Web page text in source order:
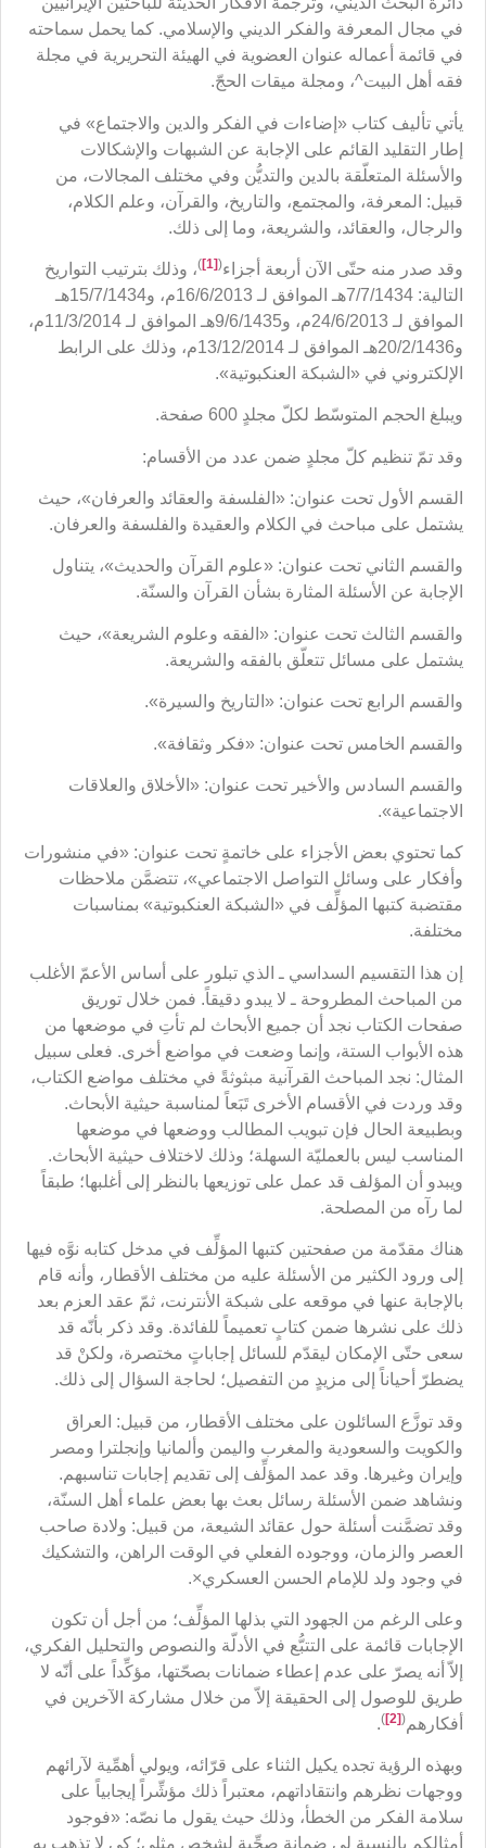
في مجال المعرفة والفكر الديني والإسلامي. كما يحمل سماحته
في قائمة أعماله عنوان العضوية في الهيئة التحريرية في مجلة
فقه أهل البيت^، ومجلة ميقات الحجّ.
يأتي تأليف كتاب «إضاءات في الفكر والدين والاجتماع» في
إطار التقليد القائم على الإجابة عن الشبهات والإشكالات
والأسئلة المتعلّقة بالدين والتديُّن وفي مختلف المجالات، من
قبيل: المعرفة، والمجتمع، والتاريخ، والقرآن، وعلم الكلام،
والرجال، والعقائد، والشريعة، وما إلى ذلك.
وقد صدر منه حتّى الآن أربعة أجزاء(
[1]
)، وذلك بترتيب التواريخ
التالية: 7/7/1434هـ الموافق لـ 16/6/2013م، و15/7/1434هـ
الموافق لـ 24/6/2013م، و9/6/1435هـ الموافق لـ 11/3/2014م،
و20/2/1436هـ الموافق لـ 13/12/2014م، وذلك على الرابط
الإلكتروني في «الشبكة العنكبوتية».
ويبلغ الحجم المتوسّط لكلّ مجلدٍ 600 صفحة.
وقد تمّ تنظيم كلّ مجلدٍ ضمن عدد من الأقسام:
القسم الأول تحت عنوان: «الفلسفة والعقائد والعرفان»، حيث
يشتمل على مباحث في الكلام والعقيدة والفلسفة والعرفان.
والقسم الثاني تحت عنوان: «علوم القرآن والحديث»، يتناول
الإجابة عن الأسئلة المثارة بشأن القرآن والسنّة.
والقسم الثالث تحت عنوان: «الفقه وعلوم الشريعة»، حيث
يشتمل على مسائل تتعلّق بالفقه والشريعة.
والقسم الرابع تحت عنوان: «التاريخ والسيرة».
والقسم الخامس تحت عنوان: «فكر وثقافة».
والقسم السادس والأخير تحت عنوان: «الأخلاق والعلاقات
الاجتماعية».
كما تحتوي بعض الأجزاء على خاتمةٍ تحت عنوان: «في منشورات
وأفكار على وسائل التواصل الاجتماعي»، تتضمَّن ملاحظات
مقتضبة كتبها المؤلِّف في «الشبكة العنكبوتية» بمناسبات
مختلفة.
إن هذا التقسيم السداسي ـ الذي تبلور على أساس الأعمّ الأغلب
من المباحث المطروحة ـ لا يبدو دقيقاً. فمن خلال توريق
صفحات الكتاب نجد أن جميع الأبحاث لم تأتِ في موضعها من
هذه الأبواب الستة، وإنما وضعت في مواضع أخرى. فعلى سبيل
المثال: نجد المباحث القرآنية مبثوثةً في مختلف مواضع الكتاب،
وقد وردت في الأقسام الأخرى تَبَعاً لمناسبة حيثية الأبحاث.
وبطبيعة الحال فإن تبويب المطالب ووضعها في موضعها
المناسب ليس بالعمليّة السهلة؛ وذلك لاختلاف حيثية الأبحاث.
ويبدو أن المؤلف قد عمل على توزيعها بالنظر إلى أغلبها؛ طبقاً
لما رآه من المصلحة.
هناك مقدّمة من صفحتين كتبها المؤلِّف في مدخل كتابه نوَّه فيها
إلى ورود الكثير من الأسئلة عليه من مختلف الأقطار، وأنه قام
بالإجابة عنها في موقعه على شبكة الأنترنت، ثمّ عقد العزم بعد
ذلك على نشرها ضمن كتابٍ تعميماً للفائدة. وقد ذكر بأنّه قد
سعى حتّى الإمكان ليقدّم للسائل إجاباتٍ مختصرة، ولكنْ قد
يضطرّ أحياناً إلى مزيدٍ من التفصيل؛ لحاجة السؤال إلى ذلك.
وقد توزَّع السائلون على مختلف الأقطار، من قبيل: العراق
والكويت والسعودية والمغرب واليمن وألمانيا وإنجلترا ومصر
وإيران وغيرها. وقد عمد المؤلِّف إلى تقديم إجابات تناسبهم.
ونشاهد ضمن الأسئلة رسائل بعث بها بعض علماء أهل السنّة،
وقد تضمَّنت أسئلة حول عقائد الشيعة، من قبيل: ولادة صاحب
العصر والزمان، ووجوده الفعلي في الوقت الراهن، والتشكيك
في وجود ولد للإمام الحسن العسكري×.
وعلى الرغم من الجهود التي بذلها المؤلِّف؛ من أجل أن تكون
الإجابات قائمة على التتبُّع في الأدلّة والنصوص والتحليل الفكري،
إلاّ أنه يصرّ على عدم إعطاء ضمانات بصحّتها، مؤكِّداً على أنّه لا
طريق للوصول إلى الحقيقة إلاّ من خلال مشاركة الآخرين في
أفكارهم(
[2]
)
.
وبهذه الرؤية تجده يكيل الثناء على قرّائه، ويولي أهمِّية لآرائهم
ووجهات نظرهم وانتقاداتهم، معتبراً ذلك مؤشِّراً إيجابياً على
سلامة الفكر من الخطأ، وذلك حيث يقول ما نصّه: «فوجود
أمثالكم بالنسبة لي ضمانة صحِّية لشخص مثلي؛ كي لا تذهب به